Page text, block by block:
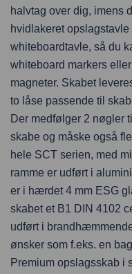
halvtag over dig, imens
hvidlakeret
whiteboardtavle, så du
whiteboard markers
magneter. Skabet
to låse passende til
Der medfølger 2 nøgler
skabe og måske også
hele SCT serien, med
ramme er udført i
er i hærdet 4 mm ESG
skabet et B1 DIN 4102
udført i
ønsker som f.eks. en
Premium opslagsskab i